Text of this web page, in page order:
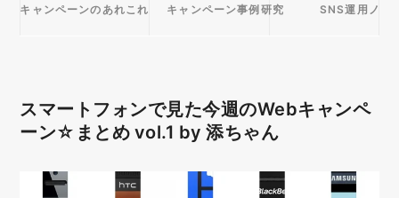
キャンペーンのあれこれ キャンペーン事例研究 SNS運用ノウ
スマートフォンで見た今週のWebキャンペ
ーン☆まとめ vol.1 by 添ちゃん